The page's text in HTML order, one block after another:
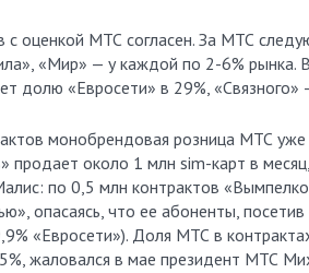
оценкой МТС согласен. За МТС
«Мир» — у каждой по 2-6% рынка.
долю «Евросети» в 29%,
монобрендовая розница МТС уже
продает около 1 млн sim-карт в
по 0,5 млн контрактов
опасаясь, что ее абоненты,
«Евросети»). Доля МТС в
жаловался в мае президент МТС